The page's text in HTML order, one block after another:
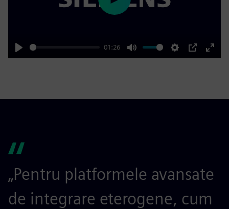
Play
01:26
Mute Settings
PIP
Enter
Play
„Pentru platformele avansate
de integrare eterogene, cum